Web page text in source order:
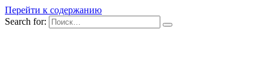
Перейти к содержанию
Search for: